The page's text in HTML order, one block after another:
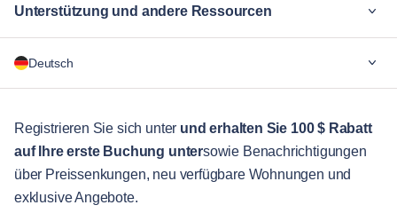
Unterstützung und andere Ressourcen
Für Unternehmen
Gästebetreuung
Stadt-Guide
Partner
Deutsch
English
Português
Registrieren Sie sich unter und erhalten Sie 100 $ Rabatt
auf Ihre erste Buchung untersowie Benachrichtigungen
über Preissenkungen, neu verfügbare Wohnungen und
exklusive Angebote.